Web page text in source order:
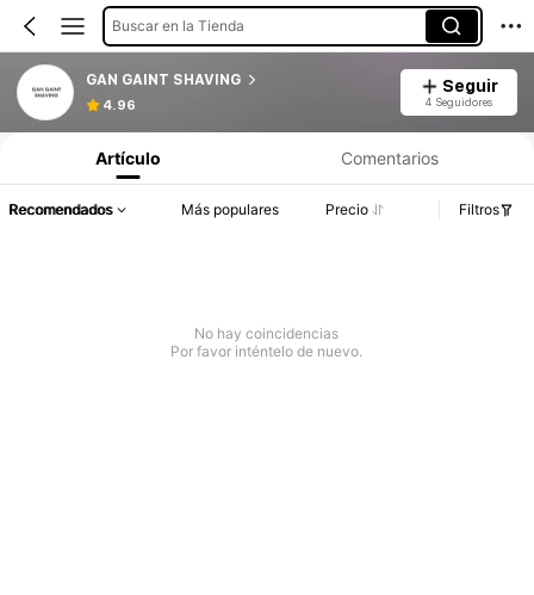
Buscar en la Tienda
GAN GAINT SHAVING
4.96
Seguir
4 Seguidores
Artículo Comentarios
Recomendados Más populares Precio Filtros
No hay coincidencias
Por favor inténtelo de nuevo.